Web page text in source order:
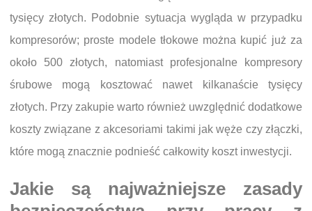
tysięcy złotych. Podobnie sytuacja wygląda w przypadku
kompresorów; proste modele tłokowe można kupić już za
około 500 złotych, natomiast profesjonalne kompresory
śrubowe mogą kosztować nawet kilkanaście tysięcy
złotych. Przy zakupie warto również uwzględnić dodatkowe
koszty związane z akcesoriami takimi jak węże czy złączki,
które mogą znacznie podnieść całkowity koszt inwestycji.
Jakie są najważniejsze zasady